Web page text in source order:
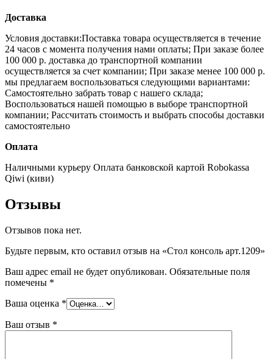
Доставка
Условия доставки:Поставка товара осуществляется в течение
24 часов с момента получения нами оплаты; При заказе более
100 000 р. доставка до транспортной компании
осуществляется за счет компании; При заказе менее 100 000 р.
мы предлагаем воспользоваться следующими вариантами:
Самостоятельно забрать товар с нашего склада;
Воспользоваться нашей помощью в выборе транспортной
компании; Рассчитать стоимость и выбрать способы доставки
самостоятельно
Оплата
Наличными курьеру Оплата банковской картой Robokassa
Qiwi (киви)
Отзывы
Отзывов пока нет.
Будьте первым, кто оставил отзыв на «Стол консоль арт.1209»
Ваш адрес email не будет опубликован. Обязательные поля
помечены *
Ваша оценка *
Ваш отзыв *